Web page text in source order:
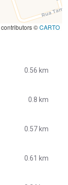
contributors ©CARTO
0.56 km
0.8 km
0.57 km
0.61 km